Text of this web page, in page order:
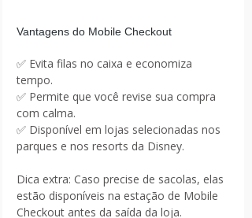
Vantagens do Mobile Checkout
✅ Evita filas no caixa e economiza
tempo.
✅ Permite que você revise sua compra
com calma.
✅ Disponível em lojas selecionadas nos
parques e nos resorts da Disney.
Dica extra: Caso precise de sacolas, elas
estão disponíveis na estação de Mobile
Checkout antes da saída da loja.